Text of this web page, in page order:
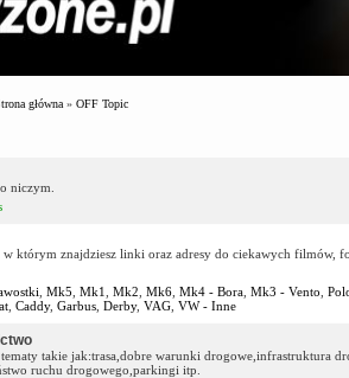
główna » OFF Topic
niczym.
którym znajdziesz linki oraz adresy do ciekawych filmów,
Mk5 Mk1 Mk2 Mk6 Mk4 - Bora Mk3 - Vento
Caddy, Garbus Derby, VAG VW - Inne
takie jak:trasa,dobre warunki drogowe,infrastruktura
ruchu drogowego,parkingi itp.